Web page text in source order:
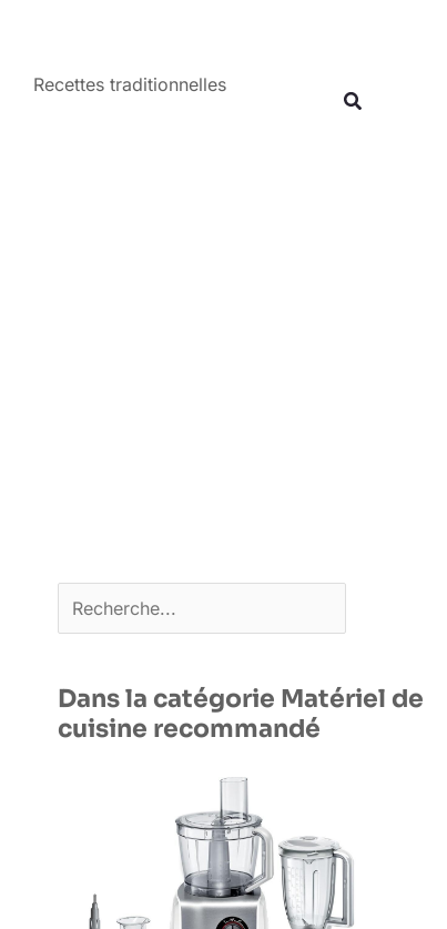
Recettes traditionnelles
Rechercher
Dans la catégorie Matériel de
cuisine recommandé